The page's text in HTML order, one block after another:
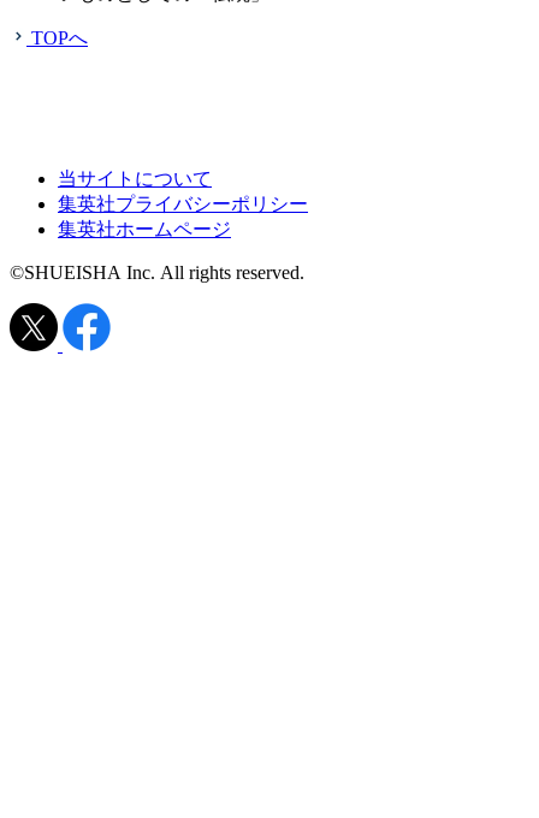
TOPへ
当サイトについて
集英社プライバシーポリシー
集英社ホームページ
©SHUEISHA Inc. All rights reserved.